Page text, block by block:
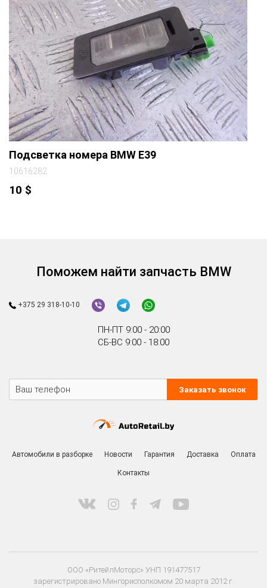
Подсветка номера BMW E39
10616282
10 $
Поможем найти запчасть BMW
+375 29 318-10-10
ПН-ПТ 9:00 - 20:00
СБ-ВС 9:00 - 18:00
Заказать звонок
Автомобили в разборке Новости Гарантия Доставка Оплата
Контакты
ООО «РитейлМоторс» УНП 191477517
зарегистрировано Мингорисполкомом 20 марта 2012 г.